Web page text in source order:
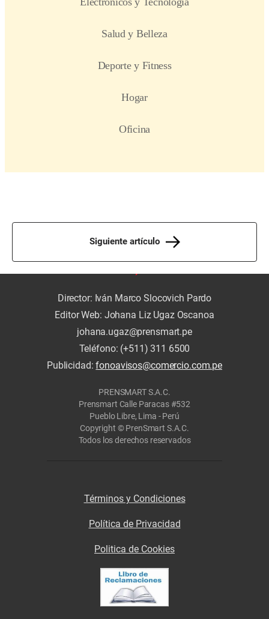
Siguiente artículo
Director: Iván Marco Slocovich Pardo
Editor Web: Johana Liz Ugaz Oscanoa
johana.ugaz@prensmart.pe
Teléfono: (+511) 311 6500
Publicidad:fonoavisos@comercio.com.pe
PRENSMART S.A.C.
Prensmart Calle Paracas #532
Pueblo Libre, Lima - Perú
Copyright © PrenSmart S.A.C.
Todos los derechos reservados
Términos y Condiciones
Política de Privacidad
Politica de Cookies